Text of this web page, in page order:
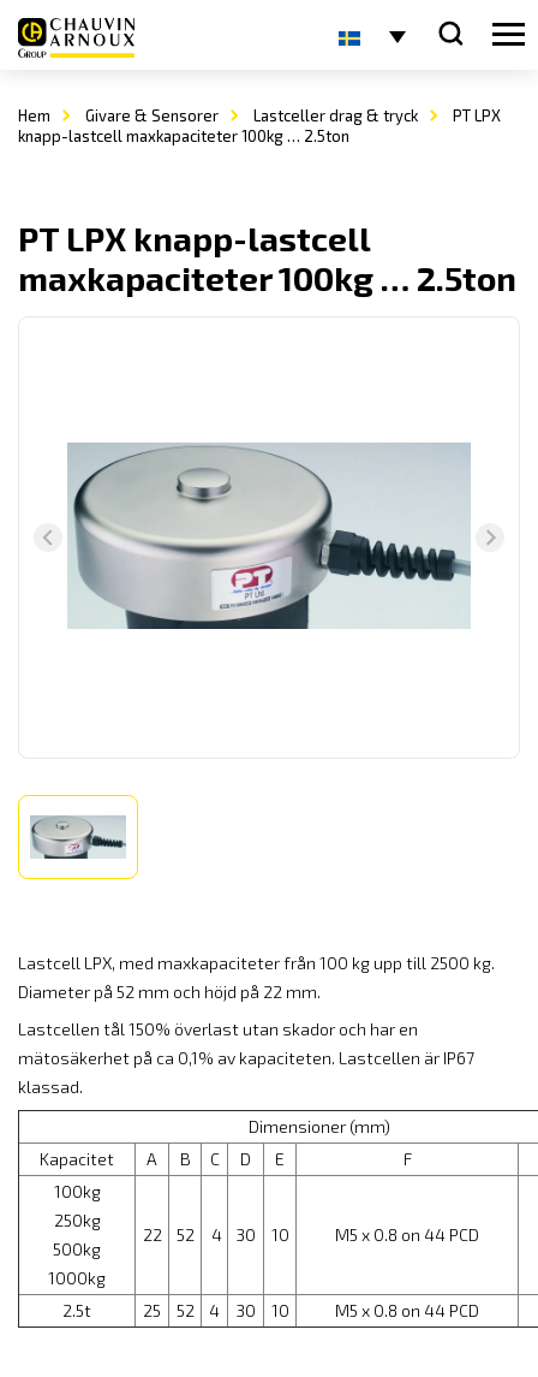
Hem Givare & Sensorer Lastceller drag & tryck
PT LPX
knapp-lastcell maxkapaciteter 100kg … 2.5ton
PT LPX knapp-lastcell
maxkapaciteter 100kg … 2.5ton
Lastcell LPX, med maxkapaciteter från 100 kg upp till 2500 kg.
Diameter på 52 mm och höjd på 22 mm.
Lastcellen tål 150% överlast utan skador och har en
mätosäkerhet på ca 0,1% av kapaciteten. Lastcellen är IP67
klassad.
Dimensioner (mm)
Kapacitet
A B C D E F
100kg
250kg
500kg
1000kg
22 52 4 30 10 M5 x 0.8 on 44 PCD
2.5t 25 52 4 30 10 M5 x 0.8 on 44 PCD